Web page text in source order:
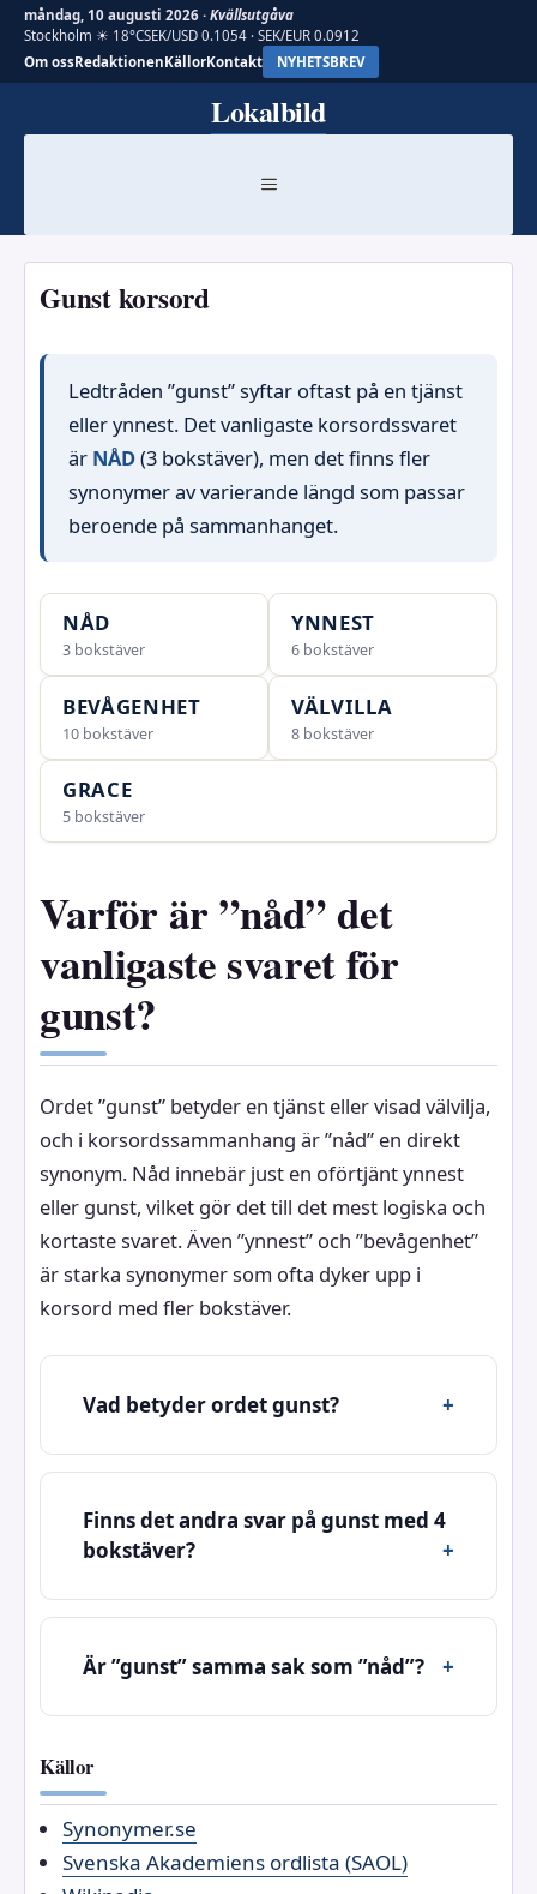
måndag, 10 augusti 2026 · Kvällsutgåva
Stockholm ☀ 18°CSEK/USD 0.1054 · SEK/EUR 0.0912
Om ossRedaktionenKällorKontakt NYHETSBREV
Lokalbild
MENY
Gunst korsord
Ledtråden ”gunst” syftar oftast på en tjänst
eller ynnest. Det vanligaste korsordssvaret
är NÅD(3 bokstäver), men det finns fler
synonymer av varierande längd som passar
beroende på sammanhanget.
NÅD
3 bokstäver
YNNEST
6 bokstäver
BEVÅGENHET
10 bokstäver
VÄLVILLA
8 bokstäver
GRACE
5 bokstäver
Varför är ”nåd” det
vanligaste svaret för
gunst?
Ordet ”gunst” betyder en tjänst eller visad välvilja,
och i korsordssammanhang är ”nåd” en direkt
synonym. Nåd innebär just en oförtjänt ynnest
eller gunst, vilket gör det till det mest logiska och
kortaste svaret. Även ”ynnest” och ”bevågenhet”
är starka synonymer som ofta dyker upp i
korsord med fler bokstäver.
Vad betyder ordet gunst?
Finns det andra svar på gunst med 4
bokstäver?
Är ”gunst” samma sak som ”nåd”?
Källor
Synonymer.se
Svenska Akademiens ordlista (SAOL)